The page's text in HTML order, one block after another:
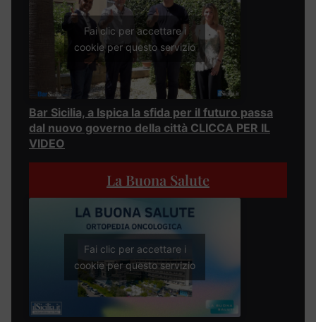
Fai clic per accettare i
cookie per questo servizio
Bar Sicilia, a Ispica la sfida per il futuro passa
dal nuovo governo della città CLICCA PER IL
VIDEO
La Buona Salute
Fai clic per accettare i
cookie per questo servizio